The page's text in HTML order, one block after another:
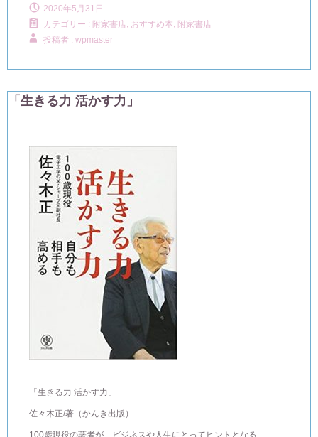
2020年5月31日
カテゴリー : 附家書店, おすすめ本, 附家書店
投稿者 : wpmaster
「生きる力 活かす力」
「生きる力 活かす力」
佐々木正/著（かんき出版）
100歳現役の著者が、ビジネスや人生にとってヒントとなる、